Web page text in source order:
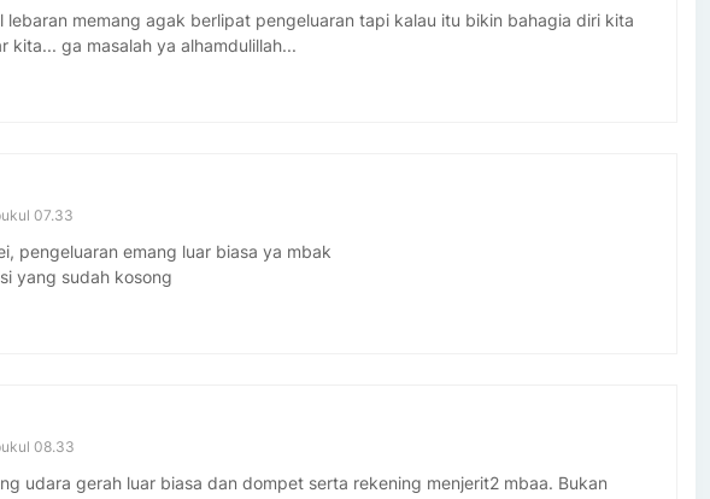
lebaran memang agak berlipat pengeluaran tapi kalau itu bikin bahagia diri kita
kita... ga masalah ya alhamdulillah...
07.33
pengeluaran emang luar biasa ya mbak
yang sudah kosong
08.33
udara gerah luar biasa dan dompet serta rekening menjerit2 mbaa. Bukan